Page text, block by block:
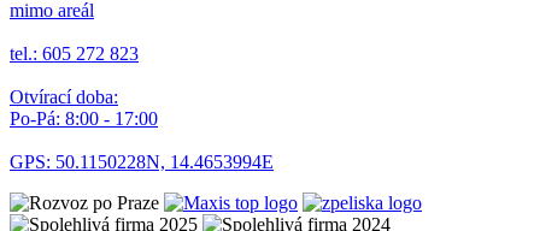
mimo areál
tel.: 605 272 823
Otvírací doba:
Po-Pá: 8:00 - 17:00
GPS: 50.1150228N, 14.4653994E